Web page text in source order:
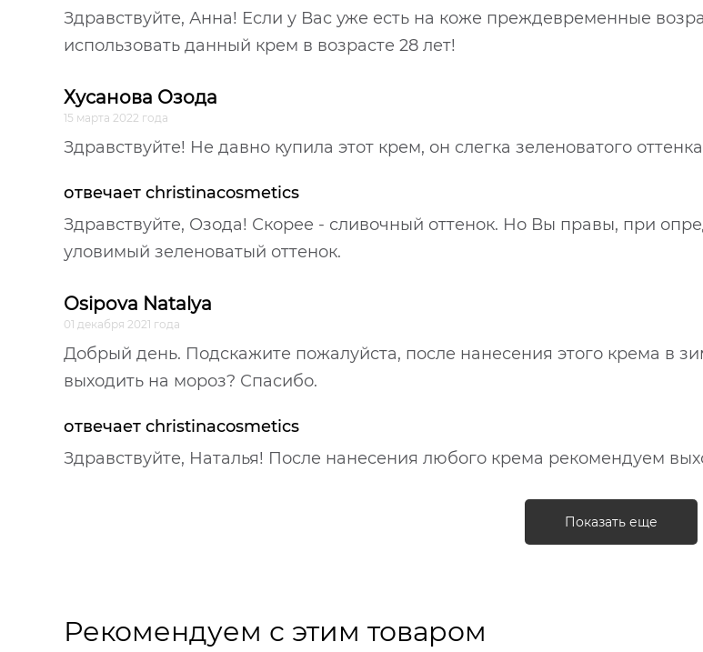
Здравствуйте, Анна! Если у Вас уже есть на коже преждевременные
использовать данный крем в возрасте 28 лет!
Хусанова Озода
15 марта 2022 года
Здравствуйте! Не давно купила этот крем, он слегка зеленоватого
отвечает christinacosmetics
Здравствуйте, Озода! Скорее - сливочный оттенок. Но Вы правы, при
уловимый зеленоватый оттенок.
Osipova Natalya
01 декабря 2021 года
Добрый день. Подскажите пожалуйста, после нанесения этого крема в
выходить на мороз? Спасибо.
отвечает christinacosmetics
Здравствуйте, Наталья! После нанесения любого крема рекомендуем
Показать еще
Рекомендуем с этим товаром